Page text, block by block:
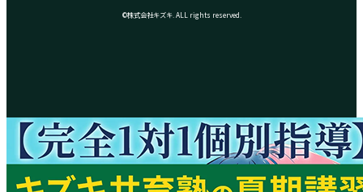
©株式会社キズキ. ALL rights reserved.